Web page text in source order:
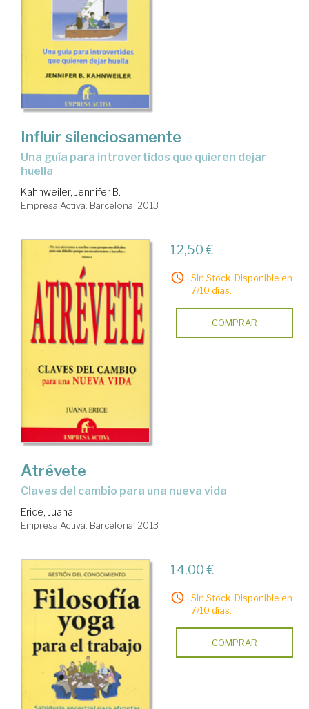
Influir silenciosamente
una guía para introvertidos que quieren dejar
huella
Kahnweiler, Jennifer B.
Empresa Activa. Barcelona, 2013
12,50 €
Sin Stock. Disponible en
7/10 días.
COMPRAR
Atrévete
claves del cambio para una nueva vida
Erice, Juana
Empresa Activa. Barcelona, 2013
14,00 €
Sin Stock. Disponible en
7/10 días.
COMPRAR